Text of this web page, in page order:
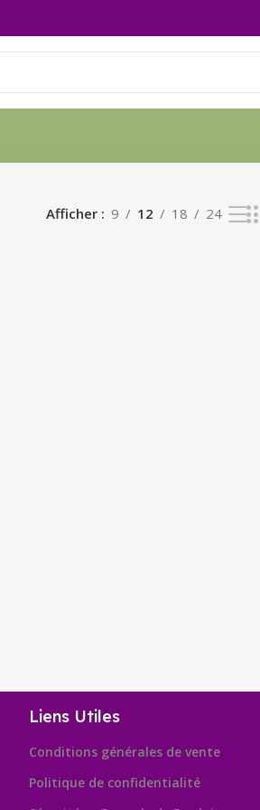
Afficher 9 12 18 24
Liens Utiles
Conditions générales de vente
Politique de confidentialité